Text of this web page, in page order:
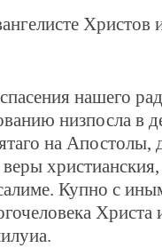
Христов
нашего
низпосла в
на Апостолы,
Купно с